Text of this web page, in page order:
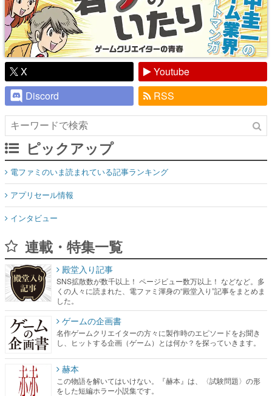
X
Youtube
Discord
RSS
ピックアップ
電ファミのいま読まれている記事ランキング
アプリセール情報
インタビュー
連載・特集一覧
殿堂入り記事
SNS拡散数が数千以上！ ページビュー数万以上！ などなど。多
くの人々に読まれた、電ファミ渾身の“殿堂入り”記事をまとめま
した。
ゲームの企画書
名作ゲームクリエイターの方々に製作時のエピソードをお聞き
し、ヒットする企画（ゲーム）とは何か？を探っていきます。
赫本
この物語を解いてはいけない。『赫本』は、〈試験問題〉の形
をした短編ホラー小説集です。